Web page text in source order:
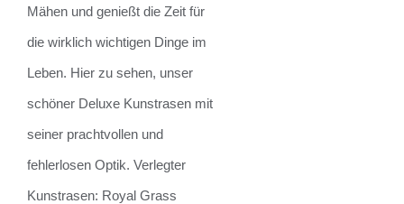
Mähen und genießt die Zeit für
die wirklich wichtigen Dinge im
Leben. Hier zu sehen, unser
schöner Deluxe Kunstrasen mit
seiner prachtvollen und
fehlerlosen Optik. Verlegter
Kunstrasen: Royal Grass